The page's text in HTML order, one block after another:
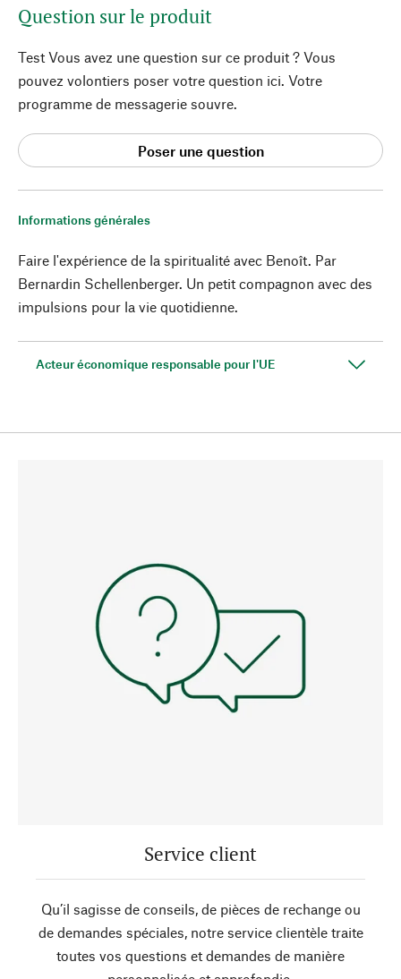
Informations générales
Faire l'expérience de la spiritualité avec Benoît. Par
Bernardin Schellenberger. Un petit compagnon avec des
impulsions pour la vie quotidienne.
Acteur économique responsable pour l'UE
Question sur le produit
Test Vous avez une question sur ce produit ? Vous
pouvez volontiers poser votre question ici. Votre
programme de messagerie souvre.
Poser une question
Service client
Qu’il sagisse de conseils, de pièces de rechange ou
de demandes spéciales, notre service clientèle traite
toutes vos questions et demandes de manière